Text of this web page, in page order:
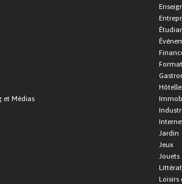
et Médias
Jardin
Jeux
Jouets
Loisirs